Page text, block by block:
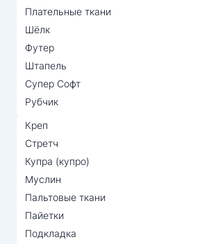
Плательные ткани
Шёлк
Футер
Штапель
Супер Софт
Рубчик
Креп
Стретч
Купра (купро)
Муслин
Пальтовые ткани
Пайетки
Подкладка